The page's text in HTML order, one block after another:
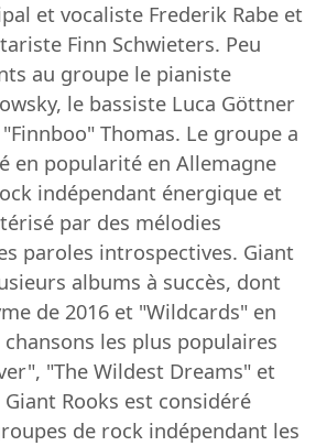
et vocaliste Frederik Rabe et
Finn Schwieters. Peu
au groupe le pianiste
le bassiste Luca Göttner
Thomas. Le groupe a
en popularité en Allemagne
indépendant énergique et
par des mélodies
paroles introspectives. Giant
albums à succès, dont
de 2016 et "Wildcards" en
les plus populaires
"The Wildest Dreams" et
Rooks est considéré
de rock indépendant les